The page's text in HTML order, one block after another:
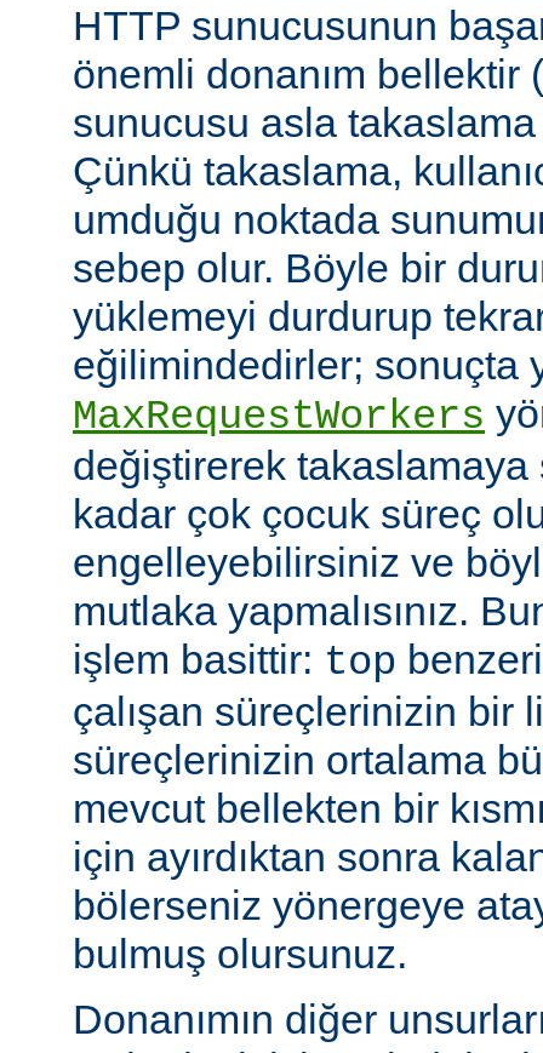
HTTP sunucusunun
önemli donanım bellektir
sunucusu asla takaslama
Çünkü takaslama,
umduğu noktada
sebep olur. Böyle bir
yüklemeyi durdurup
eğilimindedirler; sonuçta
MaxRequestWorkers
değiştirerek
kadar çok çocuk süreç
engelleyebilirsiniz ve
mutlaka yapmalısınız.
işlem basittir: top
çalışan süreçlerinizin bir
süreçlerinizin ortalama
mevcut bellekten bir
için ayırdıktan sonra
bölerseniz yönergeye
bulmuş olursunuz.
Donanımın diğer